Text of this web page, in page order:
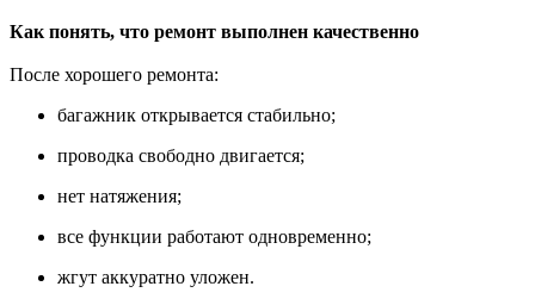
Как понять, что ремонт выполнен качественно
После хорошего ремонта:
багажник открывается стабильно;
проводка свободно двигается;
нет натяжения;
все функции работают одновременно;
жгут аккуратно уложен.